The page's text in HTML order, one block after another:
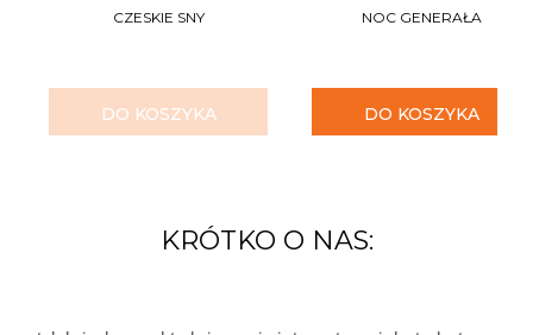
CZESKIE SNY
DO KOSZYKA
NOC GENERAŁA
DO KOSZYKA
KRÓTKO O NAS: